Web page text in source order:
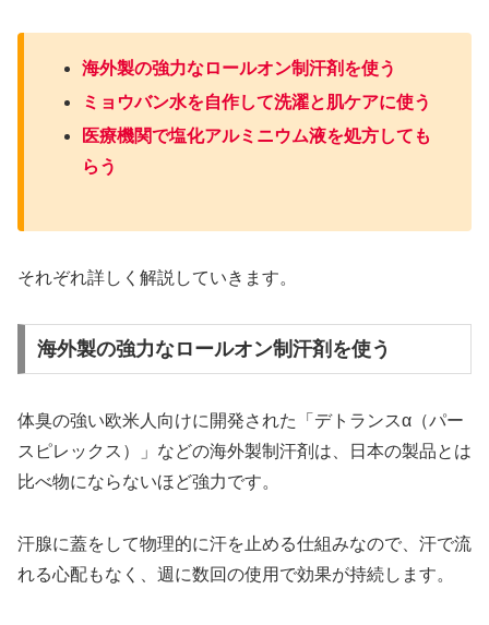
海外製の強力なロールオン制汗剤を使う
ミョウバン水を自作して洗濯と肌ケアに使う
医療機関で塩化アルミニウム液を処方しても
らう
それぞれ詳しく解説していきます。
海外製の強力なロールオン制汗剤を使う
体臭の強い欧米人向けに開発された「デトランスα（パー
スピレックス）」などの海外製制汗剤は、日本の製品とは
比べ物にならないほど強力です。
汗腺に蓋をして物理的に汗を止める仕組みなので、汗で流
れる心配もなく、週に数回の使用で効果が持続します。